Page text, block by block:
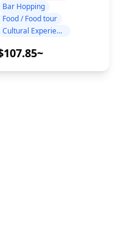
Bar Hopping
Food / Food tour
Cultural Experience